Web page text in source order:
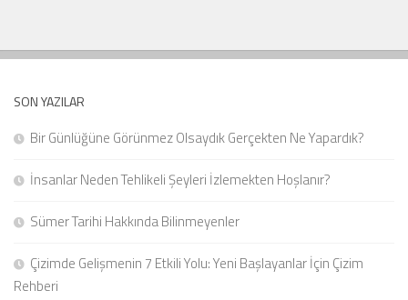
SON YAZILAR
Bir Günlüğüne Görünmez Olsaydık Gerçekten Ne Yapardık?
İnsanlar Neden Tehlikeli Şeyleri İzlemekten Hoşlanır?
Sümer Tarihi Hakkında Bilinmeyenler
Çizimde Gelişmenin 7 Etkili Yolu: Yeni Başlayanlar İçin Çizim
Rehberi